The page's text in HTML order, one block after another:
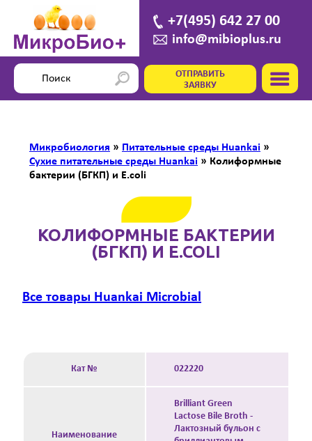
+7(495) 642 27 00
info@mibioplus.ru
ОТПРАВИТЬ
ЗАЯВКУ
Микробиология » Питательные среды Huankai »
Сухие питательные среды Huankai » Колиформные
бактерии (БГКП) и E.coli
КОЛИФОРМНЫЕ БАКТЕРИИ
(БГКП) И E.COLI
Все товары Huankai Microbial
Кат № 022220
Наименование
Brilliant Green
Lactose Bile Broth -
Лактозный бульон с